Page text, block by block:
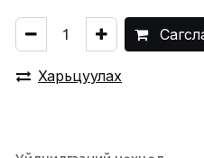
Харьцуулах